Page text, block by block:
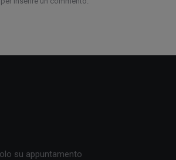
su appuntamento